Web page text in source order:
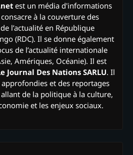
est un média d'informations
à la couverture des
l’actualité en République
(RDC). Il se donne également
de l’actualité internationale
Amériques, Océanie). Il est
Journal Des Nations SARLU. Il
et des reportages
de la politique à la culture,
et les enjeux sociaux.